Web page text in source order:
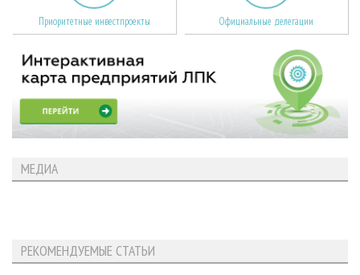
Приоритетные инвестпроекты Официальные делегации
МЕДИА
РЕКОМЕНДУЕМЫЕ СТАТЬИ